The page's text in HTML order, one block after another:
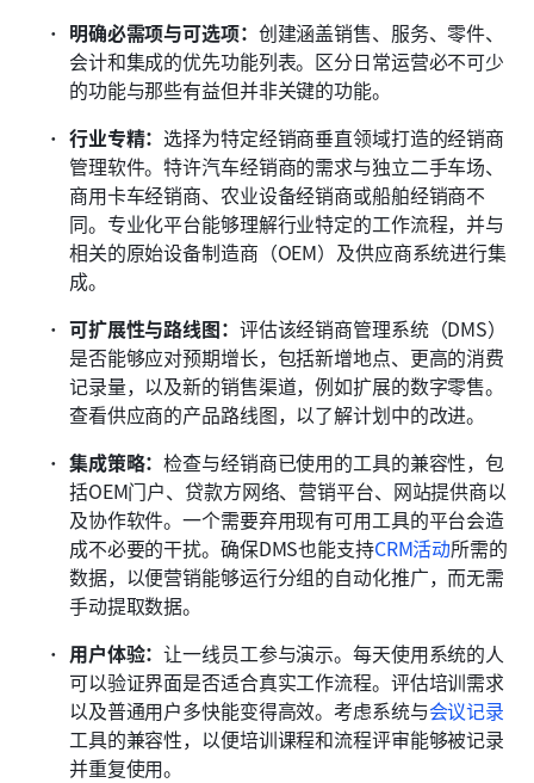
明确必需项与可选项： 创建涵盖销售、服务、零件、
会计和集成的优先功能列表。区分日常运营必不可少
的功能与那些有益但并非关键的功能。
行业专精： 选择为特定经销商垂直领域打造的经销商
管理软件。特许汽车经销商的需求与独立二手车场、
商用卡车经销商、农业设备经销商或船舶经销商不
同。专业化平台能够理解行业特定的工作流程，并与
相关的原始设备制造商（OEM）及供应商系统进行集
成。
可扩展性与路线图： 评估该经销商管理系统（DMS）
是否能够应对预期增长，包括新增地点、更高的消费
记录量，以及新的销售渠道，例如扩展的数字零售。
查看供应商的产品路线图，以了解计划中的改进。
集成策略：检查与经销商已使用的工具的兼容性，包
括OEM门户、贷款方网络、营销平台、网站提供商以
及协作软件。一个需要弃用现有可用工具的平台会造
成不必要的干扰。确保DMS也能支持CRM活动所需的
数据，以便营销能够运行分组的自动化推广，而无需
手动提取数据。
用户体验：让一线员工参与演示。每天使用系统的人
可以验证界面是否适合真实工作流程。评估培训需求
以及普通用户多快能变得高效。考虑系统与会议记录
工具的兼容性，以便培训课程和流程评审能够被记录
并重复使用。